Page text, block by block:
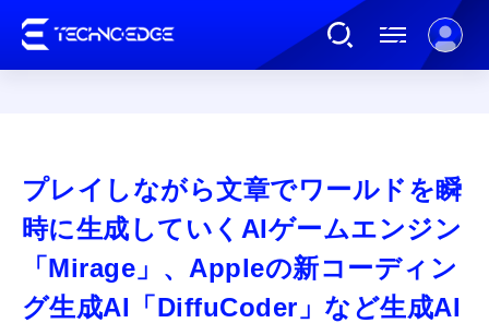
AI
ガジェット
プレイしながら文章でワールドを瞬
時に生成していくAIゲームエンジン
「Mirage」、Appleの新コーディン
グ生成AI「DiffuCoder」など生成AI